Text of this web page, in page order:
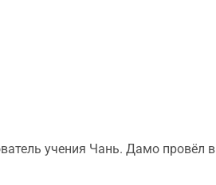
учения Чань. Дамо провёл в